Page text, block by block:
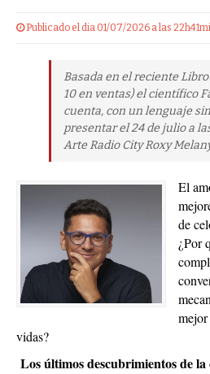
Publicado el dia 01/07/2026 a las
Basada en el reciente Libro
10 en ventas) el científico
cuenta, con un lenguaje
presentar el 24 de julio a
Arte Radio City Roxy
El
de
¿Por
vidas?
Los últimos descubrimientos de